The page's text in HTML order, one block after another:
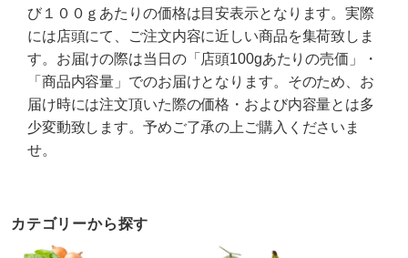
び１００ｇあたりの価格は目安表示となります。実際
には店頭にて、ご注文内容に近しい商品を集荷致しま
す。お届けの際は当日の「店頭100gあたりの売価」・
「商品内容量」でのお届けとなります。そのため、お
届け時には注文頂いた際の価格・および内容量とは多
少変動致します。予めご了承の上ご購入くださいま
せ。
カテゴリーから探す